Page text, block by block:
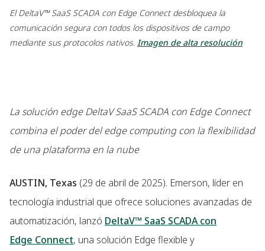
El DeltaV™ SaaS SCADA con Edge Connect desbloquea la
comunicación segura con todos los dispositivos de campo
mediante sus protocolos nativos. Imagen de alta resolución
La solución edge DeltaV SaaS SCADA con Edge Connect
combina el poder del edge computing con la flexibilidad
de una plataforma en la nube
AUSTIN, Texas (29 de abril de 2025). Emerson, líder en
tecnología industrial que ofrece soluciones avanzadas de
automatización, lanzó DeltaV™ SaaS SCADA con
Edge Connect, una solución Edge flexible y